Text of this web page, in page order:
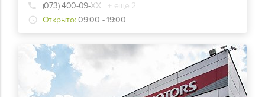
(073) 400-09-ХХ
+ еще 2
Открыто: 09:00 - 19:00